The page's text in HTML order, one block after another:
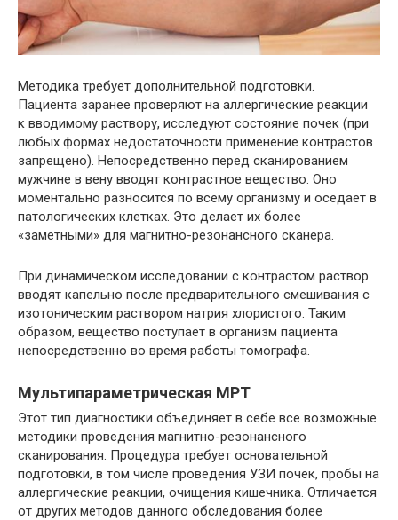
Методика требует дополнительной подготовки.
Пациента заранее проверяют на аллергические реакции
к вводимому раствору, исследуют состояние почек (при
любых формах недостаточности применение контрастов
запрещено). Непосредственно перед сканированием
мужчине в вену вводят контрастное вещество. Оно
моментально разносится по всему организму и оседает в
патологических клетках. Это делает их более
«заметными» для магнитно-резонансного сканера.
При динамическом исследовании с контрастом раствор
вводят капельно после предварительного смешивания с
изотоническим раствором натрия хлористого. Таким
образом, вещество поступает в организм пациента
непосредственно во время работы томографа.
Мультипараметрическая МРТ
Этот тип диагностики объединяет в себе все возможные
методики проведения магнитно-резонансного
сканирования. Процедура требует основательной
подготовки, в том числе проведения УЗИ почек, пробы на
аллергические реакции, очищения кишечника. Отличается
от других методов данного обследования более